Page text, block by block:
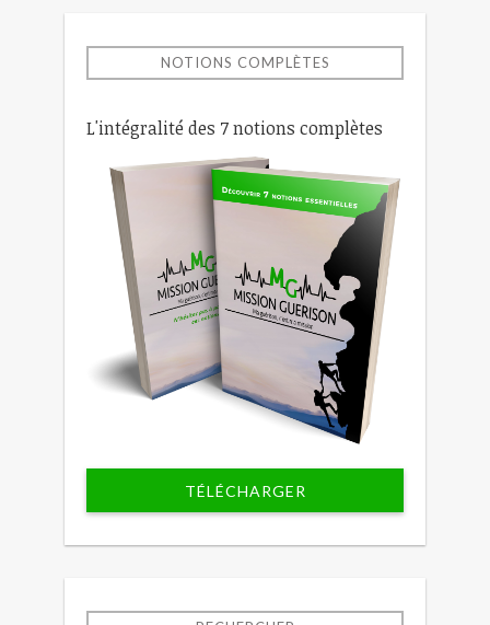
NOTIONS COMPLÈTES
L'intégralité des 7 notions complètes
TÉLÉCHARGER